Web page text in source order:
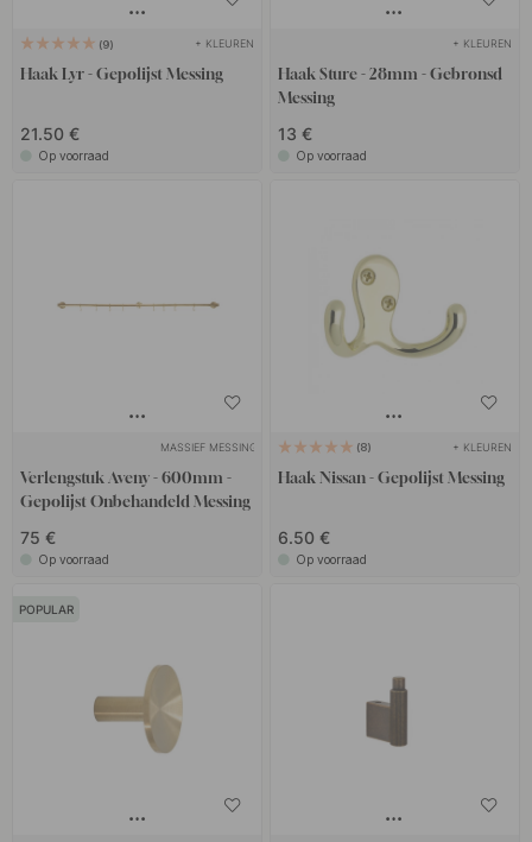
9 + KLEUREN
Haak Lyr - Gepolijst Messing
21.50 €
Op voorraad
+ KLEUREN
Haak Sture - 28mm - Gebronsd
Messing
13 €
Op voorraad
MASSIEF MESSING
Verlengstuk Aveny - 600mm -
Gepolijst Onbehandeld Messing
75 €
Op voorraad
8 + KLEUREN
Haak Nissan - Gepolijst Messing
6.50 €
Op voorraad
POPULAR